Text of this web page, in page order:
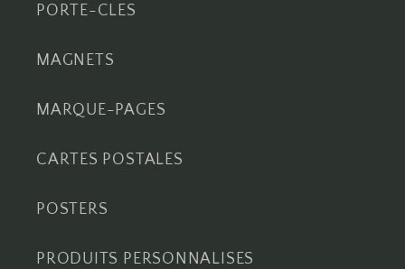
PORTE-CLES
MAGNETS
MARQUE-PAGES
CARTES POSTALES
POSTERS
PRODUITS PERSONNALISES